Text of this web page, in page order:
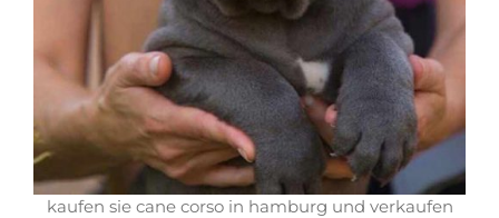
kaufen sie cane corso in hamburg und verkaufen